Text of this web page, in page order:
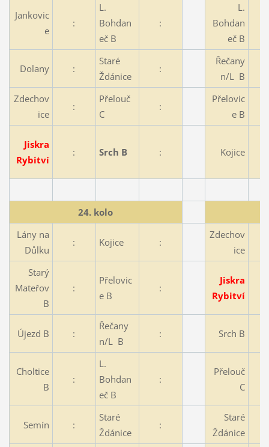
Jankovic
e
:
L.
Bohdan
eč B
:
L.
Bohdan
eč B
Dolany :
Staré
Ždánice
:
Řečany
n/L B
Zdechov
ice
:
Přelouč
C
:
Přelovic
e B
Jiskra
Rybitví
: Srch B : Kojice
24. kolo
Lány na
Důlku
: Kojice :
Zdechov
ice
Starý
Mateřov
B
:
Přelovic
e B
:
Jiskra
Rybitví
Újezd B :
Řečany
n/L B
: Srch B
Choltice
B
:
L.
Bohdan
eč B
:
Přelouč
C
Semín :
Staré
Ždánice
:
Staré
Ždánice